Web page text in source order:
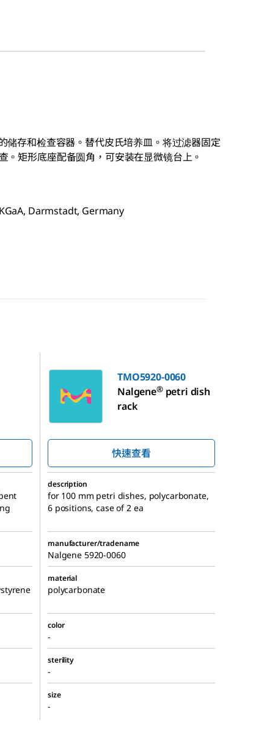
存和检查容器。替代皮氏培养皿。将过滤器固定
矩形底座配备圆角，可安装在显微镜台上。
Darmstadt, Germany
TMO5920-0060
Nalgene®petri dish
rack
快速查看
description
for 100 mm petri dishes, polycarbonate,
6 positions, case of 2 ea
manufacturer/tradename
Nalgene 5920-0060
material
polycarbonate
color
-
sterility
-
size
-